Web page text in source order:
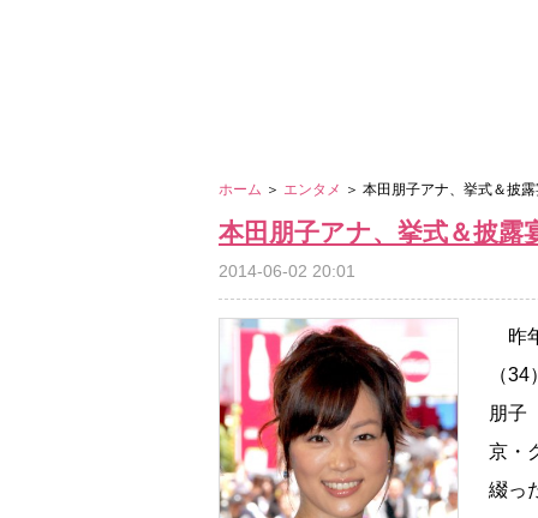
ホーム ＞ エンタメ ＞ 本田朋子アナ、挙式＆披
本田朋子アナ、挙式＆披露
2014-06-02 20:01
昨
（
朋子
京・
綴っ